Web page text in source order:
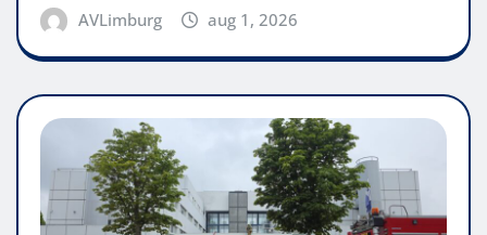
AVLimburg aug 1, 2026